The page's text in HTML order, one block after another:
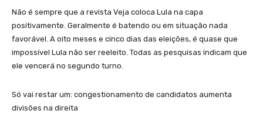
Não é sempre que a revista Veja coloca Lula na capa
positivamente. Geralmente é batendo ou em situação nada
favorável. A oito meses e cinco dias das eleições, é quase que
impossível Lula não ser reeleito. Todas as pesquisas indicam que
ele vencerá no segundo turno.
Só vai restar um: congestionamento de candidatos aumenta
divisões na direita